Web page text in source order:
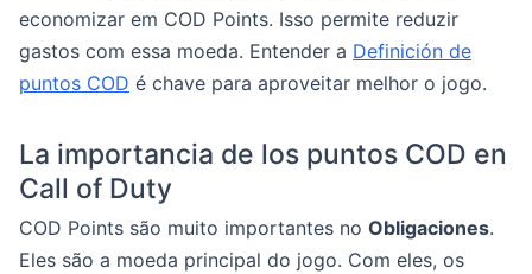
economizar em COD Points. Isso permite reduzir
gastos com essa moeda. Entender a Definición de
puntos COD é chave para aproveitar melhor o jogo.
La importancia de los puntos COD en
Call of Duty
COD Points são muito importantes no Obligaciones.
Eles são a moeda principal do jogo. Com eles, os